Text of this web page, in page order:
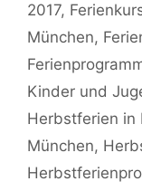
2017,
München,
Kinder und
Herbstferien in
München,